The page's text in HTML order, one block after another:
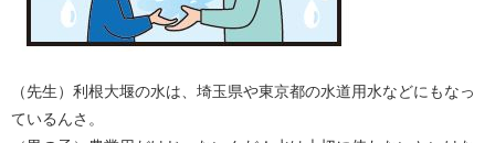
（先生）利根大堰の水は、埼玉県や東京都の水道用水などにもなっ
ているんさ。